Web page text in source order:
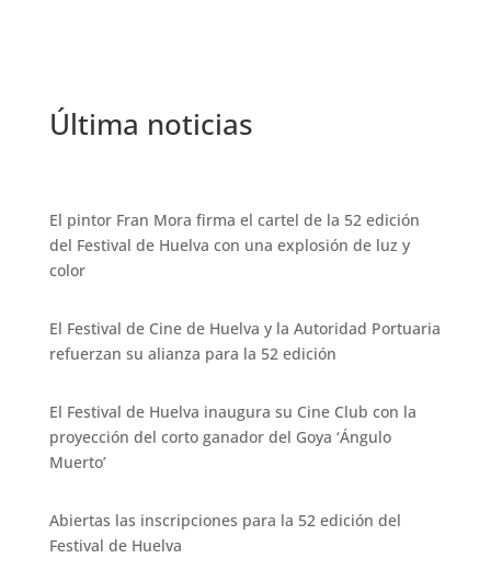
Última noticias
El pintor Fran Mora firma el cartel de la 52 edición
del Festival de Huelva con una explosión de luz y
color
El Festival de Cine de Huelva y la Autoridad Portuaria
refuerzan su alianza para la 52 edición
El Festival de Huelva inaugura su Cine Club con la
proyección del corto ganador del Goya ‘Ángulo
Muerto’
Abiertas las inscripciones para la 52 edición del
Festival de Huelva